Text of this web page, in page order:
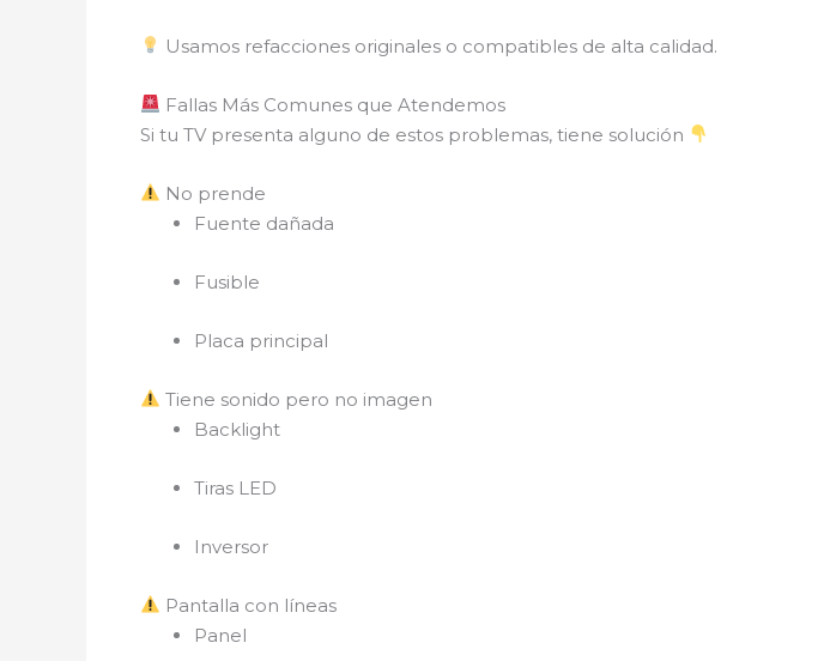
Usamos refacciones originales o compatibles de alta calidad.
Fallas Más Comunes que Atendemos
Si tu TV presenta alguno de estos problemas, tiene solución
No prende
Fuente dañada
Fusible
Placa principal
Tiene sonido pero no imagen
Backlight
Tiras LED
Inversor
Pantalla con líneas
Panel